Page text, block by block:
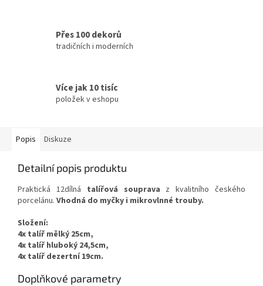
Přes 100 dekorů
tradičních i moderních
Více jak 10 tisíc
položek v eshopu
Popis Diskuze
Detailní popis produktu
Praktická 12dílná talířová souprava z kvalitního českého
porcelánu. Vhodná do myčky i mikrovlnné trouby.
Složení:
4x talíř mělký 25cm,
4x talíř hluboký 24,5cm,
4x talíř dezertní 19cm.
Doplňkové parametry